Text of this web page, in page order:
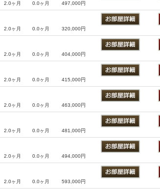
2.0ヶ月 0.0ヶ月 497,000円
2.0ヶ月 0.0ヶ月 320,000円
2.0ヶ月 0.0ヶ月 404,000円
2.0ヶ月 0.0ヶ月 415,000円
2.0ヶ月 0.0ヶ月 463,000円
2.0ヶ月 0.0ヶ月 481,000円
2.0ヶ月 0.0ヶ月 494,000円
2.0ヶ月 0.0ヶ月 593,000円